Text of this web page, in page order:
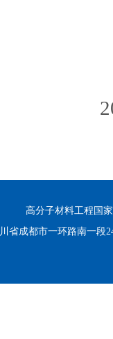
高分子材料工程国
省成都市一环路南一段